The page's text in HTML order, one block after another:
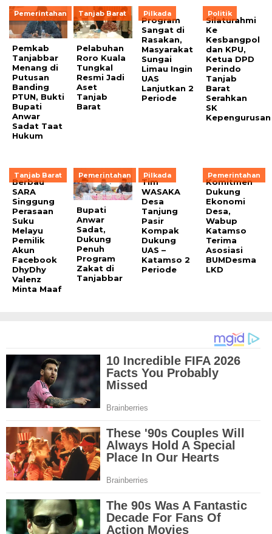
Pemerintahan
Pemkab
Tanjabbar
Menang di
Putusan
Banding
PTUN, Bukti
Bupati
Anwar
Sadat Taat
Hukum
Tanjab Barat
Pelabuhan
Roro Kuala
Tungkal
Resmi Jadi
Aset
Tanjab
Barat
Pilkada
Program
Sangat di
Rasakan,
Masyarakat
Sungai
Limau Ingin
UAS
Lanjutkan 2
Periode
Politik
Silaturahmi
Ke
Kesbangpol
dan KPU,
Ketua DPD
Perindo
Tanjab
Barat
Serahkan
SK
Kepengurusan
Tanjab Barat
Berbau
SARA
Singgung
Perasaan
Suku
Melayu
Pemilik
Akun
Facebook
DhyDhy
Valenz
Minta Maaf
Pemerintahan
Bupati
Anwar
Sadat,
Dukung
Penuh
Program
Zakat di
Tanjabbar
Pilkada
Tim
WASAKA
Desa
Tanjung
Pasir
Kompak
Dukung
UAS –
Katamso 2
Periode
Pemerintahan
Komitmen
Dukung
Ekonomi
Desa,
Wabup
Katamso
Terima
Asosiasi
BUMDesma
LKD